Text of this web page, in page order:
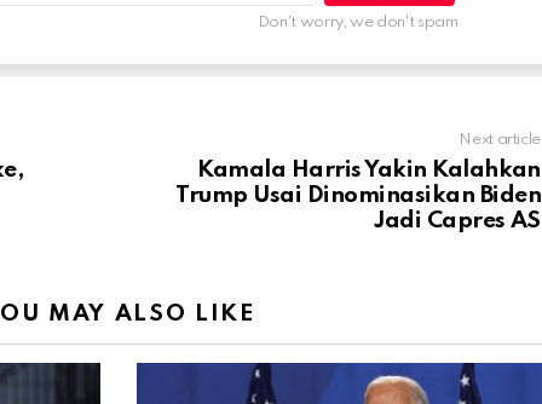
Don't worry, we don't spam
Next article
Kamala Harris Yakin Kalahkan
Trump Usai Dinominasikan Biden
Jadi Capres AS
MAY ALSO LIKE